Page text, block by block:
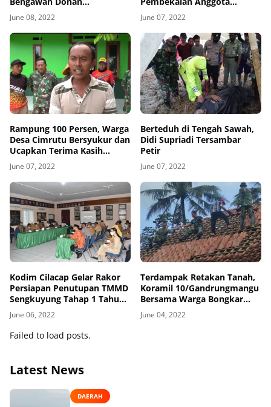
Disosialisasikan
June 08, 2022
Linmas
June 07, 2022
Rampung 100 Persen, Warga
Desa Cimrutu Bersyukur dan
Ucapkan Terima Kasih
Kepada TNI
June 07, 2022
Berteduh di Tengah Sawah,
Didi Supriadi Tersambar
Petir
June 07, 2022
Kodim Cilacap Gelar Rakor
Persiapan Penutupan TMMD
Sengkuyung Tahap 1 Tahun
2022
June 06, 2022
Terdampak Retakan Tanah,
Koramil 10/Gandrungmangu
Bersama Warga Bongkar
Rumah Kastaja
June 04, 2022
Failed to load posts.
Latest News
DAERAH